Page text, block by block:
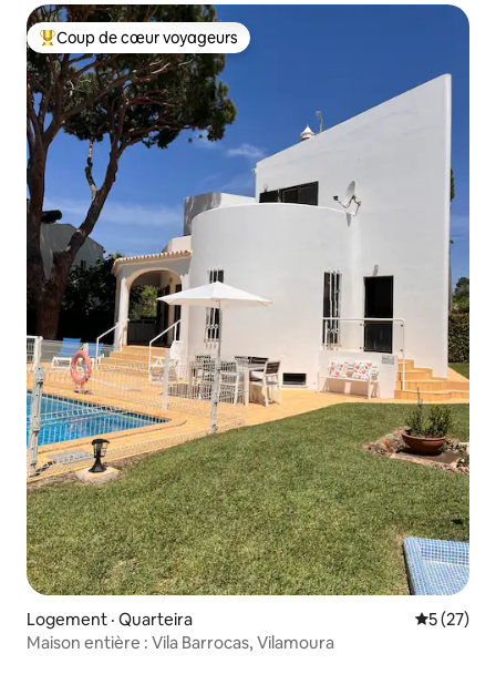
Coup de cœur voyageurs parmi les plus aimés
Coup de cœur voyageurs
Logement · Quarteira Note
5 (27)
Maison entière : Vila Barrocas, Vilamoura